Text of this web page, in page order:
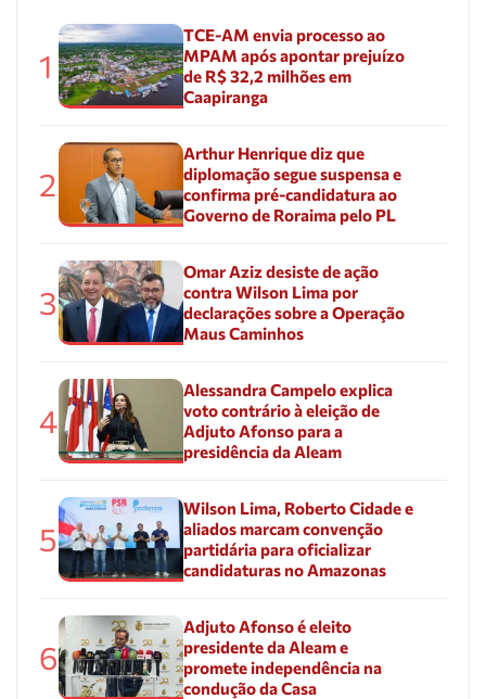
1
TCE-AM envia processo ao
MPAM após apontar prejuízo
de R$ 32,2 milhões em
Caapiranga
2
Arthur Henrique diz que
diplomação segue suspensa e
confirma pré-candidatura ao
Governo de Roraima pelo PL
3
Omar Aziz desiste de ação
contra Wilson Lima por
declarações sobre a Operação
Maus Caminhos
4
Alessandra Campelo explica
voto contrário à eleição de
Adjuto Afonso para a
presidência da Aleam
5
Wilson Lima, Roberto Cidade e
aliados marcam convenção
partidária para oficializar
candidaturas no Amazonas
6
Adjuto Afonso é eleito
presidente da Aleam e
promete independência na
condução da Casa